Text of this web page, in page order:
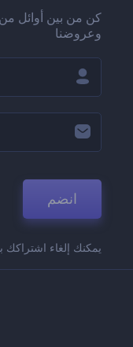
كن من بين أوائل
وعروضنا
انضم
يمكنك إلغاء